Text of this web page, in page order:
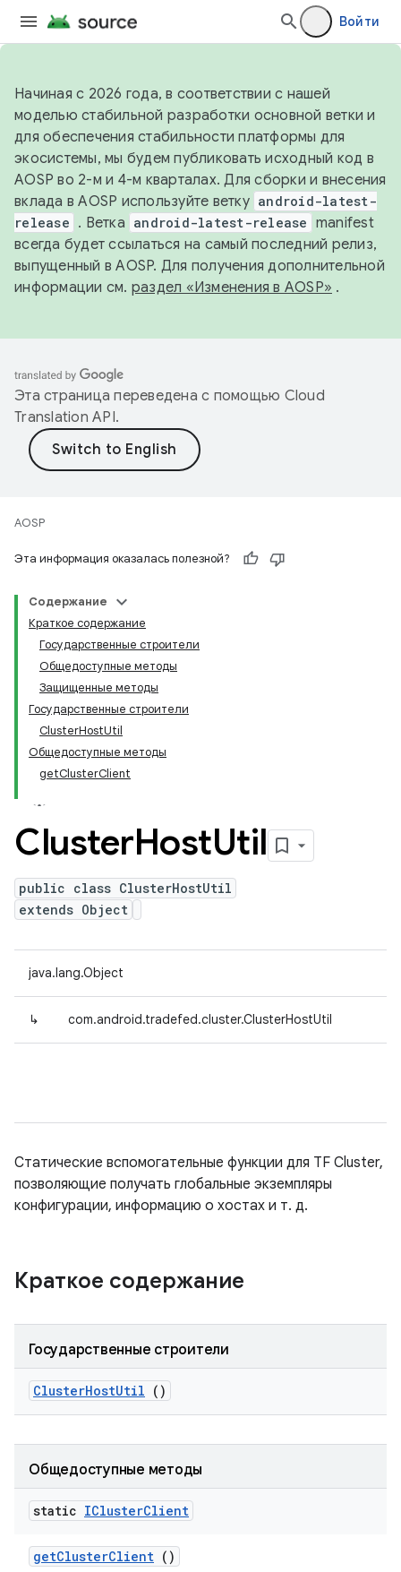
Войти
Начиная с 2026 года, в соответствии с нашей
моделью стабильной разработки основной ветки и
для обеспечения стабильности платформы для
экосистемы, мы будем публиковать исходный код в
AOSP во 2-м и 4-м кварталах. Для сборки и внесения
вклада в AOSP используйте ветку android-latest-
release . Ветка android-latest-release manifest
всегда будет ссылаться на самый последний релиз,
выпущенный в AOSP. Для получения дополнительной
информации см. раздел «Изменения в AOSP» .
Эта страница переведена с помощью Cloud
Translation API.
AOSP
Эта информация оказалась полезной?
Содержание
Краткое содержание
Государственные строители
Общедоступные методы
Защищенные методы
Государственные строители
ClusterHostUtil
Общедоступные методы
getClusterClient
ClusterHostUtil
public class ClusterHostUtil
extends Object
java.lang.Object
↳ com.android.tradefed.cluster.ClusterHostUtil
Статические вспомогательные функции для TF Cluster,
позволяющие получать глобальные экземпляры
конфигурации, информацию о хостах и ​​т. д.
Краткое содержание
Государственные строители
ClusterHostUtil ()
Общедоступные методы
static IClusterClient
getClusterClient ()